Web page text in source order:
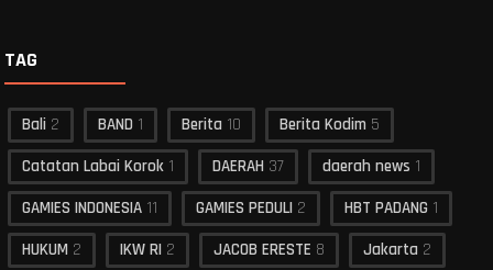
TAG
Bali 2 BAND 1 Berita 10 Berita Kodim 5
Catatan Labai Korok 1 DAERAH 37 daerah news 1
GAMIES INDONESIA 11 GAMIES PEDULI 2 HBT PADANG 1
HUKUM 2 IKW RI 2 JACOB ERESTE 8 Jakarta 2